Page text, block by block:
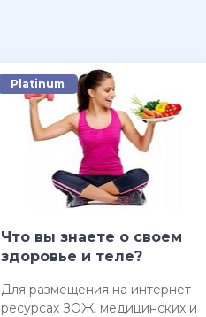
Platinum
Что вы знаете о своем
здоровье и теле?
Для размещения на интернет-
ресурсах ЗОЖ, медицинских и